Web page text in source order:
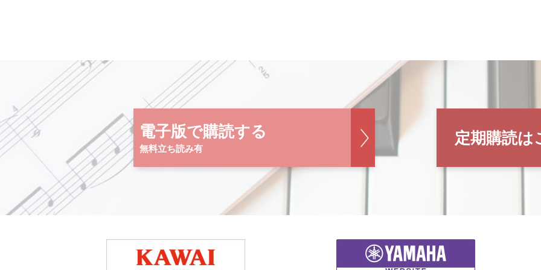
電子版で購読する
無料立ち読み有
定期購読は